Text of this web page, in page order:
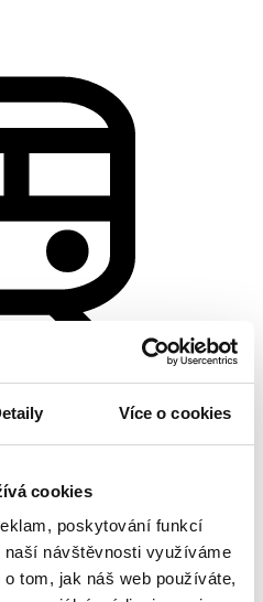
Více o cookies
cookies
poskytování funkcí
návštěvnosti využíváme
tom, jak náš web používáte,